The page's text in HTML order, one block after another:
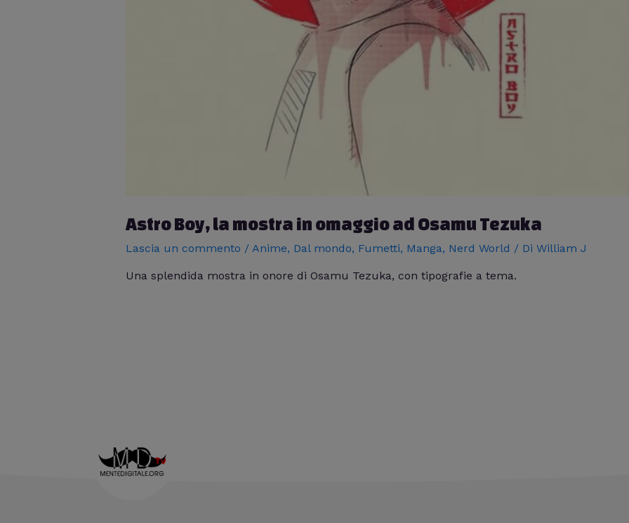
Astro Boy, la mostra in omaggio ad Osamu Tezuka
Lascia un commento / Anime, Dal mondo, Fumetti, Manga, Nerd World / Di William J
Una splendida mostra in onore di Osamu Tezuka, con tipografie a tema.